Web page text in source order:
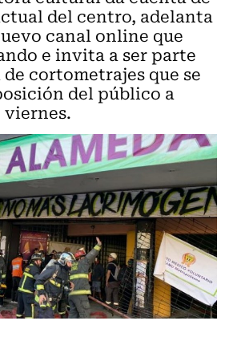
del centro, adelanta
canal online que
e invita a ser parte
cortometrajes que se
del público a